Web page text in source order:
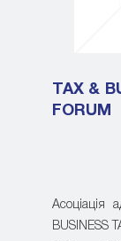
TAX &
FORUM
Асоціація
BUSINESS